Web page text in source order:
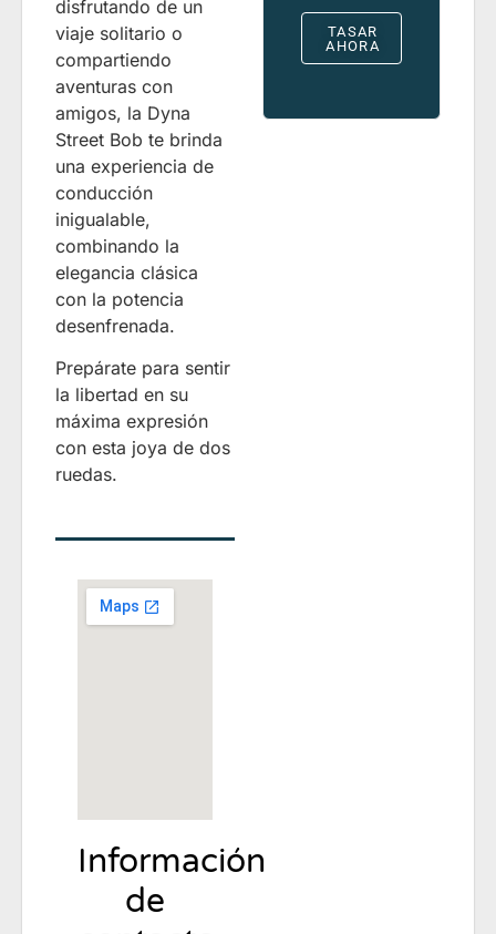
disfrutando de un
viaje solitario o
compartiendo
aventuras con
amigos, la Dyna
Street Bob te brinda
una experiencia de
conducción
inigualable,
combinando la
elegancia clásica
con la potencia
desenfrenada.
Prepárate para sentir
la libertad en su
máxima expresión
con esta joya de dos
ruedas.
Información
de
TASAR
AHORA